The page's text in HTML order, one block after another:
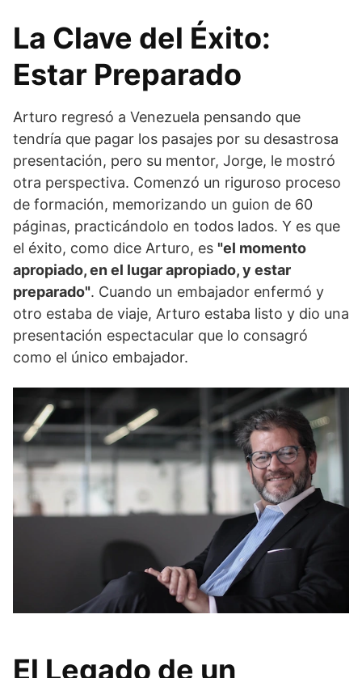
La Clave del Éxito:
Estar Preparado
Arturo regresó a Venezuela pensando que
tendría que pagar los pasajes por su desastrosa
presentación, pero su mentor, Jorge, le mostró
otra perspectiva. Comenzó un riguroso proceso
de formación, memorizando un guion de 60
páginas, practicándolo en todos lados. Y es que
el éxito, como dice Arturo, es "el momento
apropiado, en el lugar apropiado, y estar
preparado". Cuando un embajador enfermó y
otro estaba de viaje, Arturo estaba listo y dio una
presentación espectacular que lo consagró
como el único embajador.
El Legado de un